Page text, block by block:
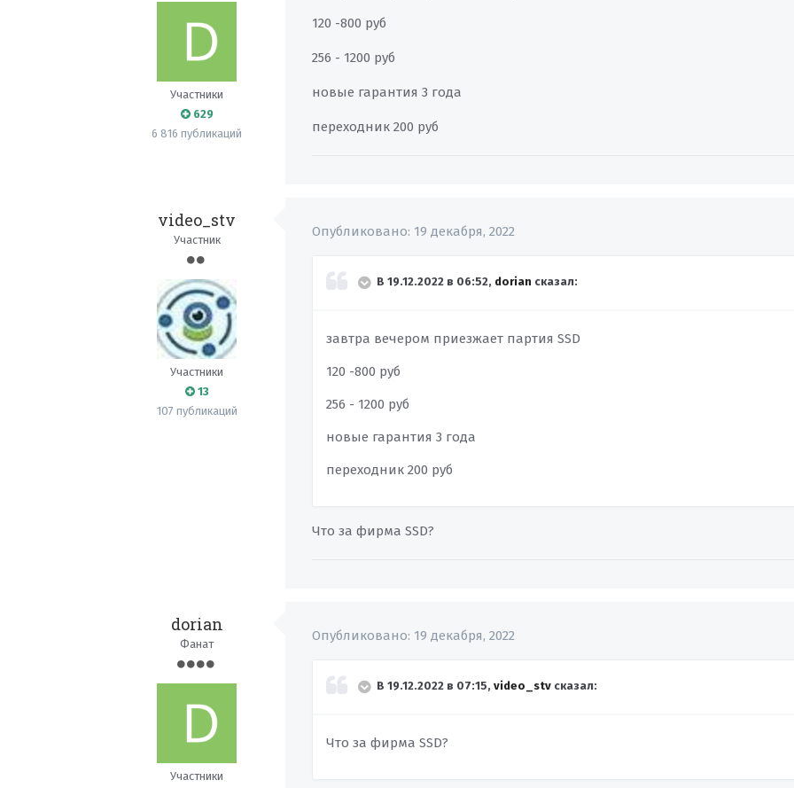
Участники
629
6 816 публикаций
120 -800 руб
256 - 1200 руб
новые гарантия 3 года
переходник 200 руб
video_stv
Участник
Участники
13
107 публикаций
Опубликовано: 19 декабря, 2022
В 19.12.2022 в 06:52, dorian сказал:
завтра вечером приезжает партия SSD
120 -800 руб
256 - 1200 руб
новые гарантия 3 года
переходник 200 руб
Что за фирма SSD?
dorian
Фанат
Участники
Опубликовано: 19 декабря, 2022
В 19.12.2022 в 07:15,video_stv сказал:
Что за фирма SSD?